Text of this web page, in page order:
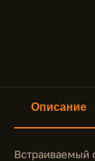
Описание
Встраиваемый